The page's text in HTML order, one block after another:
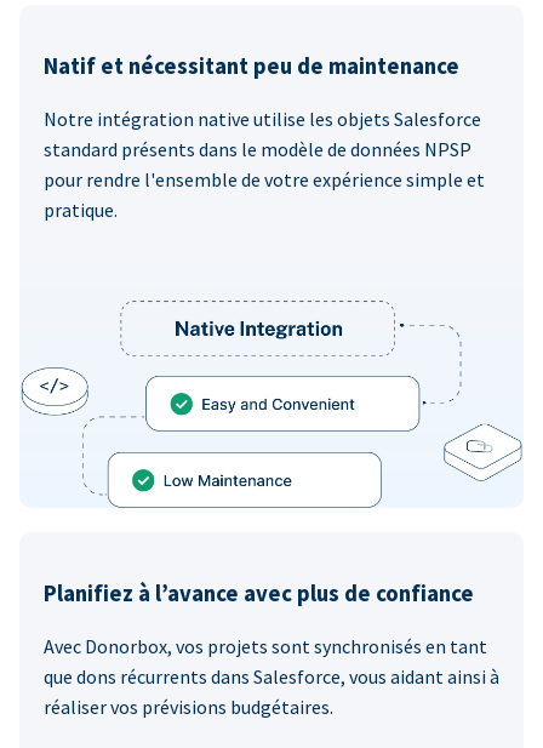
Natif et nécessitant peu de maintenance
Notre intégration native utilise les objets Salesforce
standard présents dans le modèle de données NPSP
pour rendre l'ensemble de votre expérience simple et
pratique.
Planifiez à l’avance avec plus de confiance
Avec Donorbox, vos projets sont synchronisés en tant
que dons récurrents dans Salesforce, vous aidant ainsi à
réaliser vos prévisions budgétaires.